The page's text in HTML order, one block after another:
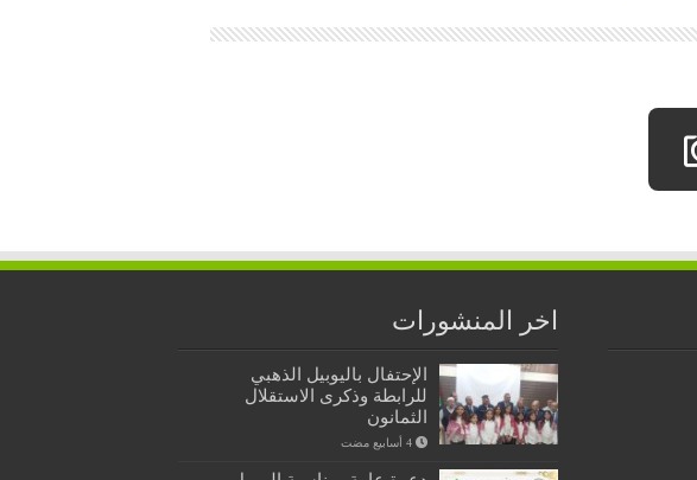
اخر المنشورات
الإحتفال باليوبيل الذهبي
للرابطة وذكرى الاستقلال
الثمانون